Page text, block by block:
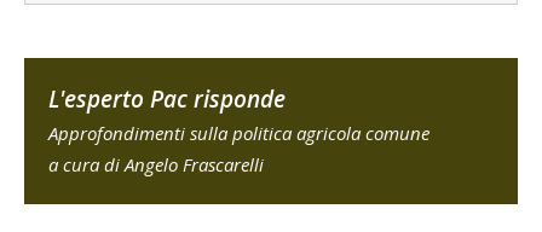
L'esperto Pac risponde
Approfondimenti sulla politica agricola comune
a cura di Angelo Frascarelli